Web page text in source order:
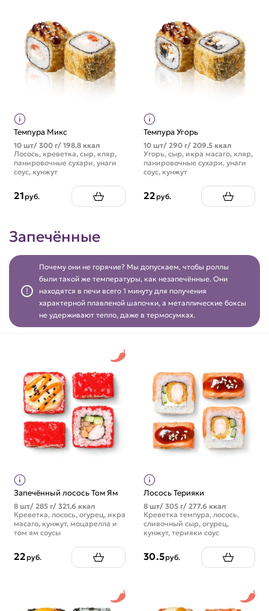
Темпура Микс
10 шт/ 300 г/ 198.8 ккал
Лосось, креветка, сыр, кляр,
панировочные сухари, унаги
соус, кунжут
21 руб.
Темпура Угорь
10 шт/ 290 г/ 209.5 ккал
Угорь, сыр, икра масаго, кляр,
панировочные сухари, унаги
соус, кунжут
22 руб.
Запечённые
Почему они не горячие? Мы допускаем, чтобы роллы
были такой же температуры, как незапечённые. Они
находятся в печи всего 1 минуту для получения
характерной плавленой шапочки, а металлические боксы
не удерживают тепло, даже в термосумках.
Запечённый лосось Том Ям
8 шт/ 285 г/ 321.6 ккал
Креветка, лосось, огурец, икра
масаго, кунжут, моцарелла и
том ям соусы
22 руб.
Лосось Терияки
8 шт/ 305 г/ 277.6 ккал
Креветка темпура, лосось,
сливочный сыр, огурец,
кунжут, терияки соус
30.5руб.